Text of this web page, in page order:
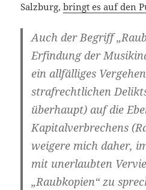
Salzburg,bringt es auf den
Auch der Begriff
Erfindung der
ein allfälliges
strafrechtlichen
überhaupt) auf die
Kapitalverbrechens
weigere mich daher,
mit unerlaubten
„Raubkopien“ zu